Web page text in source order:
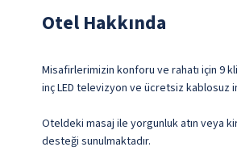
Otel Hakkında
Misafirlerimizin konforu ve rahatı için 9
inç LED televizyon ve ücretsiz kablosuz
Oteldeki masaj ile yorgunluk atın veya
desteği sunulmaktadır.